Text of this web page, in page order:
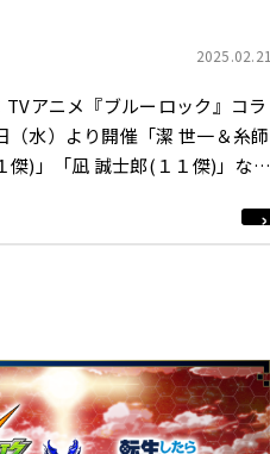
2025.02.21
TVアニメ『ブルーロック』コラ
（水）より開催「潔 世一＆糸師
傑)」「凪 誠士郎(１１傑)」など